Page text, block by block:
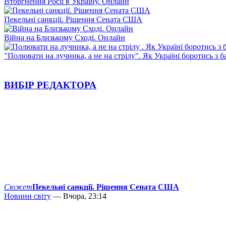
Пекельні санкції. Рішення Сената США
Війна на Близькому Сході. Онлайн
"Полювати на лучника, а не на стрілу". Як Україні боротись з
ВИБІР РЕДАКТОРА
СюжетПекельні санкції. Рішення Сената США
Новини світу — Вчора, 23:14